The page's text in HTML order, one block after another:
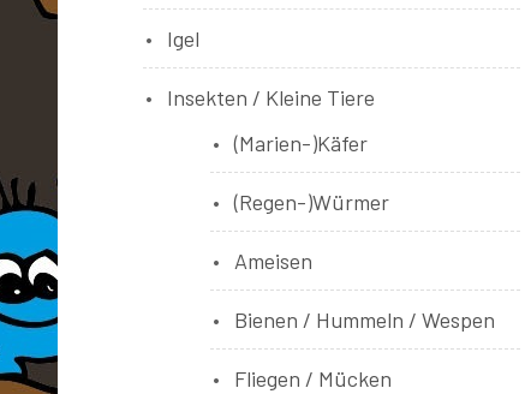
Igel
Insekten / Kleine Tiere
(Marien-)Käfer
(Regen-)Würmer
Ameisen
Bienen / Hummeln / Wespen
Fliegen / Mücken